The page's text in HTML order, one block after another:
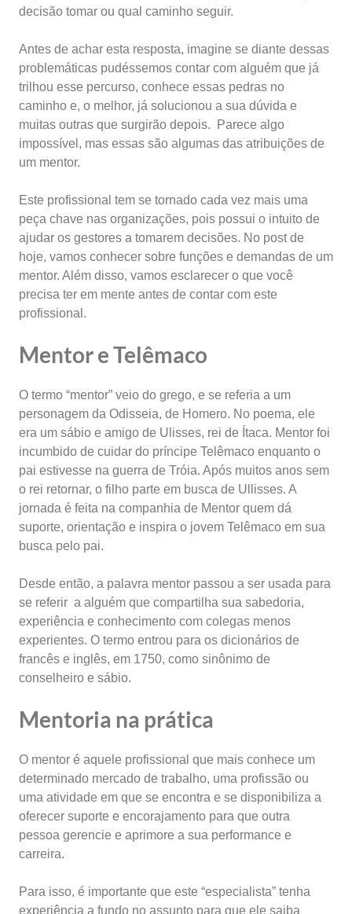
decisão tomar ou qual caminho seguir.
Antes de achar esta resposta, imagine se diante dessas
problemáticas pudéssemos contar com alguém que já
trilhou esse percurso, conhece essas pedras no
caminho e, o melhor, já solucionou a sua dúvida e
muitas outras que surgirão depois. Parece algo
impossível, mas essas são algumas das atribuições de
um mentor.
Este profissional tem se tornado cada vez mais uma
peça chave nas organizações, pois possui o intuito de
ajudar os gestores a tomarem decisões. No post de
hoje, vamos conhecer sobre funções e demandas de um
mentor. Além disso, vamos esclarecer o que você
precisa ter em mente antes de contar com este
profissional.
Mentor e Telêmaco
O termo “mentor” veio do grego, e se referia a um
personagem da Odisseia, de Homero. No poema, ele
era um sábio e amigo de Ulisses, rei de Ítaca. Mentor foi
incumbido de cuidar do príncipe Telêmaco enquanto o
pai estivesse na guerra de Tróia. Após muitos anos sem
o rei retornar, o filho parte em busca de Ullisses. A
jornada é feita na companhia de Mentor quem dá
suporte, orientação e inspira o jovem Telêmaco em sua
busca pelo pai.
Desde então, a palavra mentor passou a ser usada para
se referir a alguém que compartilha sua sabedoria,
experiência e conhecimento com colegas menos
experientes. O termo entrou para os dicionários de
francês e inglês, em 1750, como sinônimo de
conselheiro e sábio.
Mentoria na prática
O mentor é aquele profissional que mais conhece um
determinado mercado de trabalho, uma profissão ou
uma atividade em que se encontra e se disponibiliza a
oferecer suporte e encorajamento para que outra
pessoa gerencie e aprimore a sua performance e
carreira.
Para isso, é importante que este “especialista” tenha
experiência a fundo no assunto para que ele saiba